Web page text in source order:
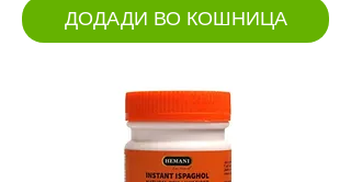
ДОДАДИ ВО КОШНИЦА